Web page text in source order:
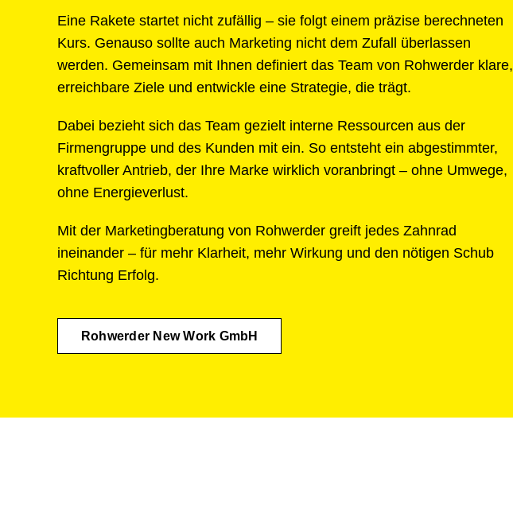
Eine Rakete startet nicht zufällig – sie folgt einem präzise berechneten
Kurs. Genauso sollte auch Marketing nicht dem Zufall überlassen
werden. Gemeinsam mit Ihnen definiert das Team von Rohwerder klare,
erreichbare Ziele und entwickle eine Strategie, die trägt.
Dabei bezieht sich das Team gezielt interne Ressourcen aus der
Firmengruppe und des Kunden mit ein. So entsteht ein abgestimmter,
kraftvoller Antrieb, der Ihre Marke wirklich voranbringt – ohne Umwege,
ohne Energieverlust.
Mit der Marketingberatung von Rohwerder greift jedes Zahnrad
ineinander – für mehr Klarheit, mehr Wirkung und den nötigen Schub
Richtung Erfolg.
Rohwerder New Work GmbH